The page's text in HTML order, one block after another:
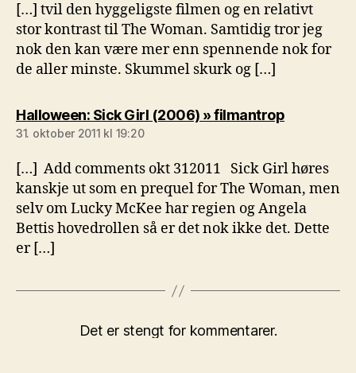
[…] tvil den hyggeligste filmen og en relativt
stor kontrast til The Woman. Samtidig tror jeg
nok den kan være mer enn spennende nok for
de aller minste. Skummel skurk og […]
Halloween: Sick Girl (2006) » filmantropsier:
31. oktober 2011 kl 19:20
[…] Add comments okt 312011 Sick Girl høres
kanskje ut som en prequel for The Woman, men
selv om Lucky McKee har regien og Angela
Bettis hovedrollen så er det nok ikke det. Dette
er […]
Det er stengt for kommentarer.